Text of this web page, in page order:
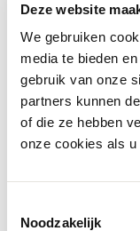
Deze website
We gebruiken
media te bieden
gebruik van onze
partners kunnen
of die ze hebben
onze cookies als
Noodzakelijk